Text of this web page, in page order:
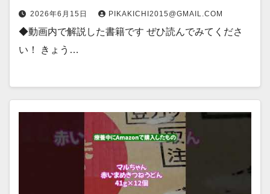
2026年6月15日 PIKAKICHI2015@GMAIL.COM
◆動画内で解説した書籍です ぜひ読んでみてくださ
い！ きょう…